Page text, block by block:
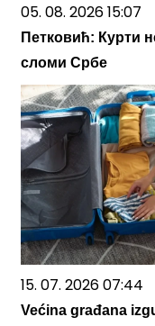
05. 08. 2026 15:07
Петковић: Курти
сломи Србе
15. 07. 2026 07:44
Većina građana